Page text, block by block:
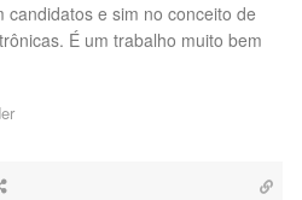
candidatos e sim no conceito de
É um trabalho muito bem